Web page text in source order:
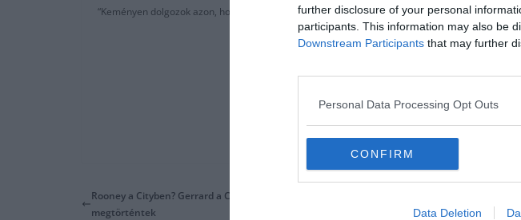
further disclosure of your personal
participants. This information may also be
Downstream Participants that may further
Personal Data Processing Opt Outs
CONFIRM
Data Deletion
“Keményen dolgozok azon, hogy sikeres legyek Olaszországban.”
Rooney a Cityben? Gerrard a Chelseaben? A legemlékezetesebb átigazolások, amik majdnem
megtörténtek